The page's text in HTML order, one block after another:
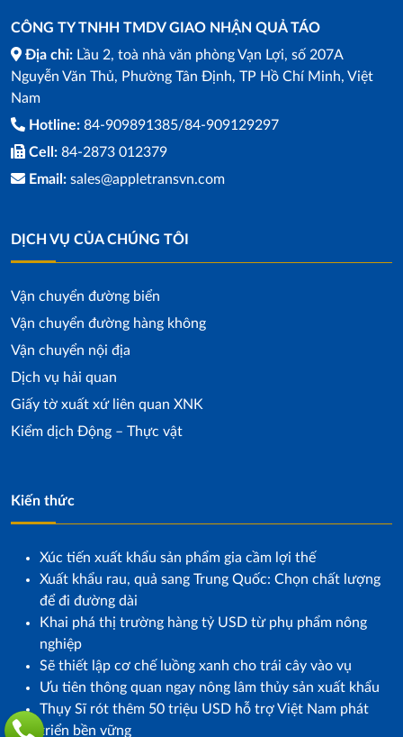
CÔNG TY TNHH TMDV GIAO NHẬN QUẢ TÁO
Địa chỉ: Lầu 2, toà nhà văn phòng Vạn Lợi, số 207A
Nguyễn Văn Thủ, Phường Tân Định, TP Hồ Chí Minh, Việt
Nam
Hotline: 84-909891385/84-909129297
Cell: 84-2873 012379
Email: sales@appletransvn.com
DỊCH VỤ CỦA CHÚNG TÔI
Vận chuyển đường biển
Vận chuyển đường hàng không
Vận chuyển nội địa
Dịch vụ hải quan
Giấy tờ xuất xứ liên quan XNK
Kiểm dịch Động – Thực vật
Kiến thức
Xúc tiến xuất khẩu sản phẩm gia cầm lợi thế
Xuất khẩu rau, quả sang Trung Quốc: Chọn chất lượng
để đi đường dài
Khai phá thị trường hàng tỷ USD từ phụ phẩm nông
nghiệp
Sẽ thiết lập cơ chế luồng xanh cho trái cây vào vụ
Ưu tiên thông quan ngay nông lâm thủy sản xuất khẩu
Thụy Sĩ rót thêm 50 triệu USD hỗ trợ Việt Nam phát
triển bền vững